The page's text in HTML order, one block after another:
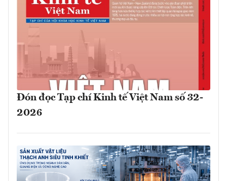
Đón đọc Tạp chí Kinh tế Việt Nam số 32-
2026